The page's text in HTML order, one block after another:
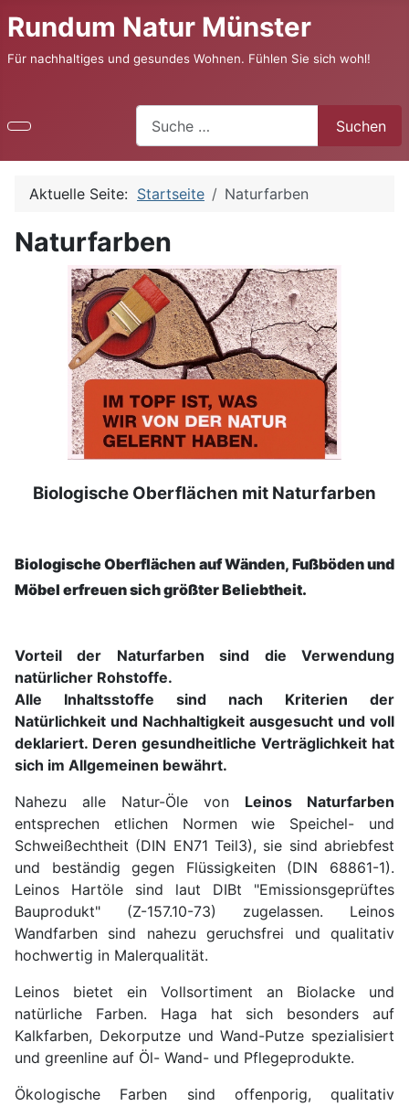
Rundum Natur Münster
Für nachhaltiges und gesundes Wohnen. Fühlen Sie sich wohl!
Suchen
Aktuelle Seite: Startseite Naturfarben
Naturfarben
Biologische Oberflächen mit Naturfarben
Biologische Oberflächen auf Wänden, Fußböden und
Möbel erfreuen sich größter Beliebtheit.
Vorteil der Naturfarben sind die Verwendung
natürlicher Rohstoffe.
Alle Inhaltsstoffe sind nach Kriterien der
Natürlichkeit und Nachhaltigkeit ausgesucht und voll
deklariert. Deren gesundheitliche Verträglichkeit hat
sich im Allgemeinen bewährt.
Nahezu alle Natur-Öle von Leinos Naturfarben
entsprechen etlichen Normen wie Speichel- und
Schweißechtheit (DIN EN71 Teil3), sie sind abriebfest
und beständig gegen Flüssigkeiten (DIN 68861-1).
Leinos Hartöle sind laut DIBt "Emissionsgeprüftes
Bauprodukt" (Z-157.10-73) zugelassen. Leinos
Wandfarben sind nahezu geruchsfrei und qualitativ
hochwertig in Malerqualität.
Leinos bietet ein Vollsortiment an Biolacke und
natürliche Farben. Haga hat sich besonders auf
Kalkfarben, Dekorputze und Wand-Putze spezialisiert
und greenline auf Öl- Wand- und Pflegeprodukte.
Ökologische Farben sind offenporig, qualitativ